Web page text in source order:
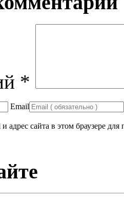
*
Email
адрес сайта в этом браузере